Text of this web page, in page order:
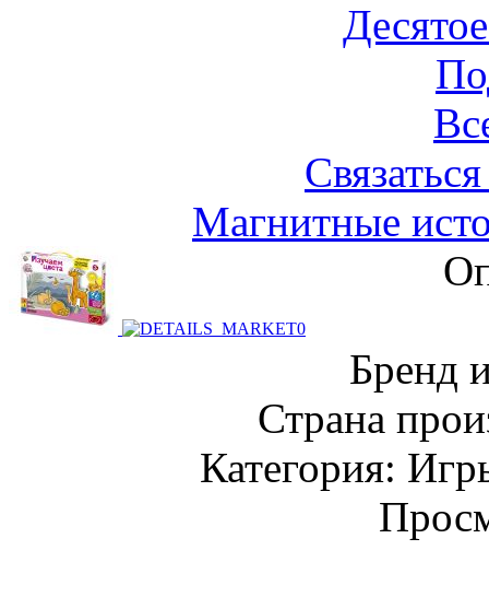
Магнитные
Бренд
Страна
Категория: